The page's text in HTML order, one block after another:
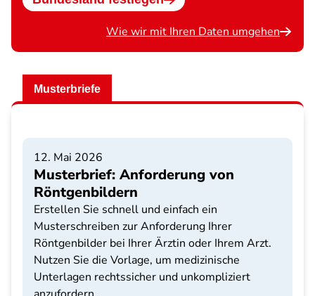
Wie wir mit Ihren Daten umgehen
Musterbriefe
12. Mai 2026
Musterbrief: Anforderung von
Röntgenbildern
Erstellen Sie schnell und einfach ein
Musterschreiben zur Anforderung Ihrer
Röntgenbilder bei Ihrer Ärztin oder Ihrem Arzt.
Nutzen Sie die Vorlage, um medizinische
Unterlagen rechtssicher und unkompliziert